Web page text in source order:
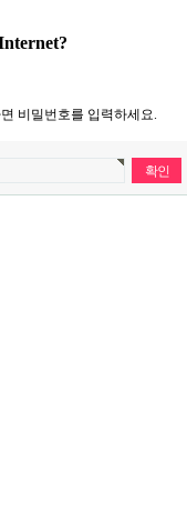
비밀번호를 입력하세요.